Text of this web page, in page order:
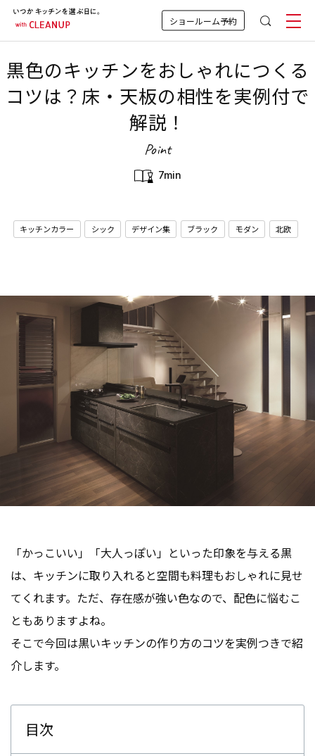
ショールーム予約
黒色のキッチンをおしゃれにつくる
コツは？床・天板の相性を実例付で
解説！
Point
7min
キッチンカラー シック デザイン集 ブラック モダン 北欧
「かっこいい」「大人っぽい」といった印象を与える黒
は、キッチンに取り入れると空間も料理もおしゃれに見せ
てくれます。ただ、存在感が強い色なので、配色に悩むこ
ともありますよね。
そこで今回は黒いキッチンの作り方のコツを実例つきで紹
介します。
目次